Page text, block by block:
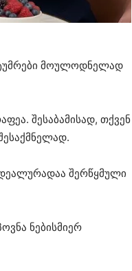
მოულოდნელად
შესაბამისად, თქვენ
შერწყმული
ნებისმიერ